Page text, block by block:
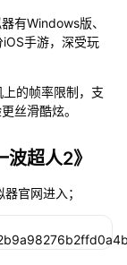
有Windows版、
手游，深受玩
的帧率限制，支
丝滑酷炫。
超人2》
官网进入；